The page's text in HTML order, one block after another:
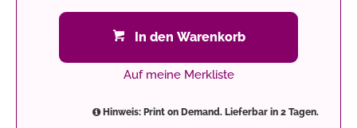
In den Warenkorb
Auf meine Merkliste
Hinweis: Print on Demand. Lieferbar in 2 Tagen.